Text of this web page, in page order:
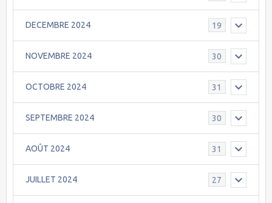
DECEMBRE 2024 19
NOVEMBRE 2024 30
OCTOBRE 2024 31
SEPTEMBRE 2024 30
AOÛT 2024 31
JUILLET 2024 27